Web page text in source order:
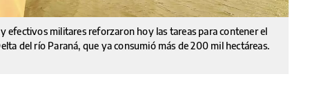
efectivos militares reforzaron hoy las tareas para contener el
del río Paraná, que ya consumió más de 200 mil hectáreas.